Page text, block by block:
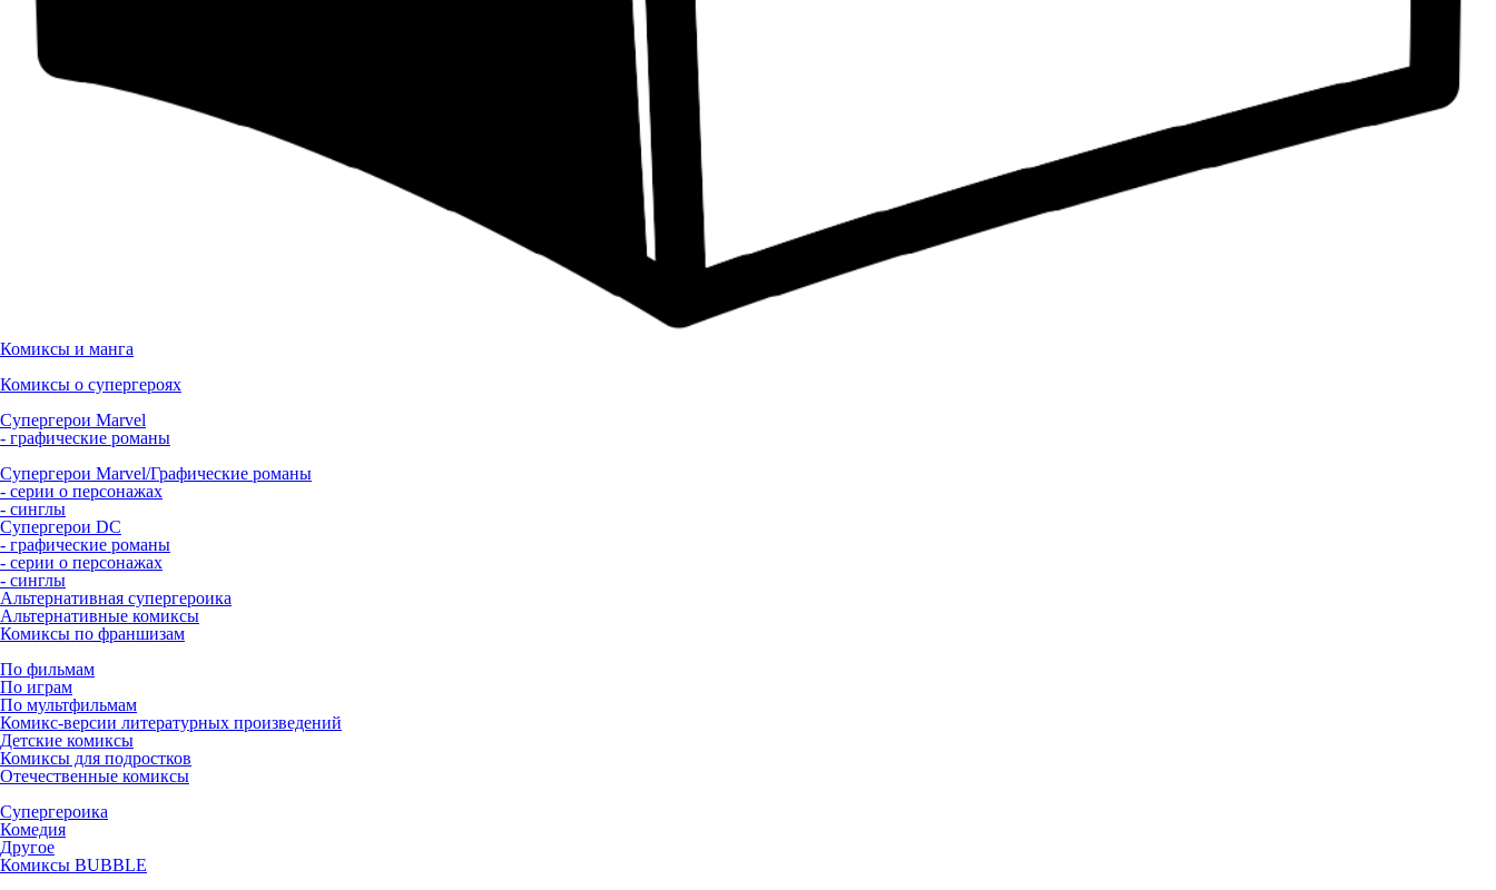
Комиксы и манга
Комиксы о супергероях
Супергерои Marvel
- графические романы
Супергерои Marvel/Графические романы
- серии о персонажах
- синглы
Супергерои DC
- графические романы
- серии о персонажах
- синглы
Альтернативная супергероика
Альтернативные комиксы
Комиксы по франшизам
По фильмам
По играм
По мультфильмам
Комикс-версии литературных произведений
Детские комиксы
Комиксы для подростков
Отечественные комиксы
Супергероика
Комедия
Другое
Комиксы BUBBLE